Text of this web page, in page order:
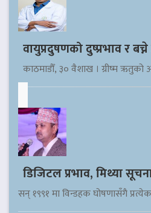
वायुप्रदुषणको दुष्प्रभाव र
काठमाडौँ, ३० वैशाख । ग्रीष्म
डिजिटल प्रभाव, मिथ्या
सन् १९९१ मा विन्डहक घोषणासँगै